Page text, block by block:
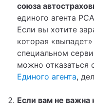
союза
единого агента
Если вы хотите
которая
специальном
можно отказаться
Единого агента,
Если вам не важна